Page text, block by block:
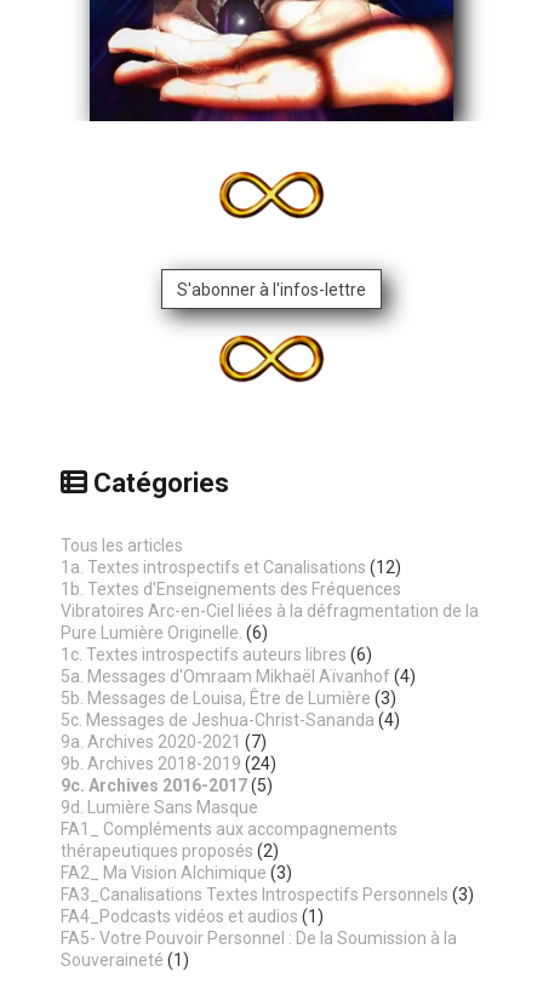
S'abonner à l'infos-lettre
Catégories
Tous les articles
1a. Textes introspectifs et Canalisations (12)
1b. Textes d'Enseignements des Fréquences
Vibratoires Arc-en-Ciel liées à la défragmentation de la
Pure Lumière Originelle. (6)
1c. Textes introspectifs auteurs libres (6)
5a. Messages d'Omraam Mikhaël Aïvanhof (4)
5b. Messages de Louisa, Être de Lumière (3)
5c. Messages de Jeshua-Christ-Sananda (4)
9a. Archives 2020-2021 (7)
9b. Archives 2018-2019 (24)
9c. Archives 2016-2017(5)
9d. Lumière Sans Masque
FA1_ Compléments aux accompagnements
thérapeutiques proposés (2)
FA2_ Ma Vision Alchimique (3)
FA3_Canalisations Textes Introspectifs Personnels (3)
FA4_Podcasts vidéos et audios (1)
FA5- Votre Pouvoir Personnel : De la Soumission à la
Souveraineté (1)